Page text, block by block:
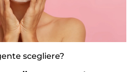
scegliere?